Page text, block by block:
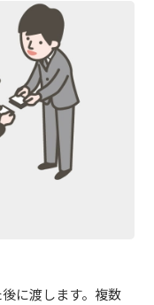
に渡します。複数